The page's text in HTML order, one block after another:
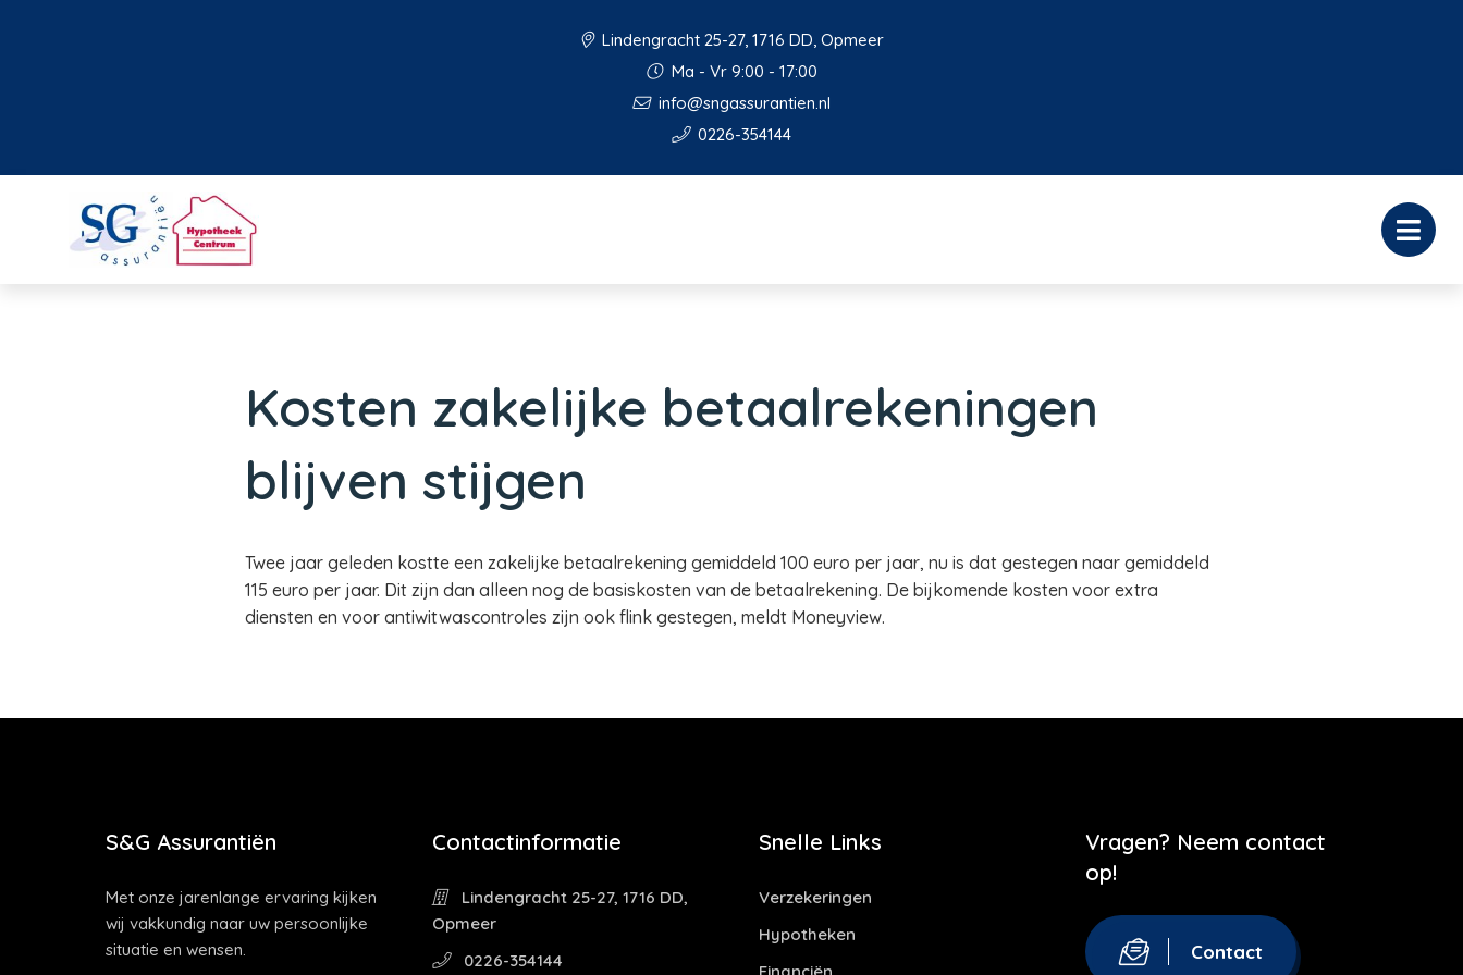
Lindengracht 25-27, 1716 DD, Opmeer
Ma - Vr 9:00 - 17:00
info@sngassurantien.nl
0226-354144
Kosten zakelijke betaalrekeningen
blijven stijgen
Twee jaar geleden kostte een zakelijke betaalrekening gemiddeld 100 euro per jaar, nu is dat gestegen naar gemiddeld
115 euro per jaar. Dit zijn dan alleen nog de basiskosten van de betaalrekening. De bijkomende kosten voor extra
diensten en voor antiwitwascontroles zijn ook flink gestegen, meldt Moneyview.
S&G Assurantiën
Met onze jarenlange ervaring kijken
wij vakkundig naar uw persoonlijke
situatie en wensen.
Contactinformatie
Lindengracht 25-27, 1716 DD,
Opmeer
0226-354144
Snelle Links
Verzekeringen
Hypotheken
Vragen? Neem contact
op!
Contact